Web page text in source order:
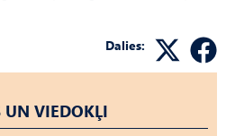
Dalies:
VIEDOKĻI